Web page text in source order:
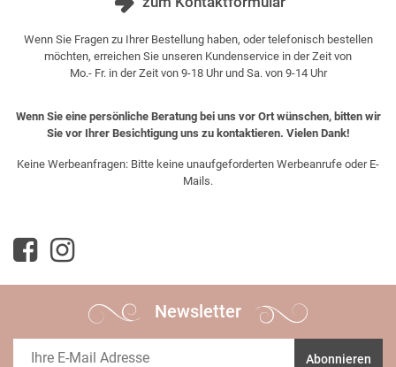
Wenn Sie Fragen zu Ihrer Bestellung haben, oder telefonisch bestellen
möchten, erreichen Sie unseren Kundenservice in der Zeit von
Mo.- Fr. in der Zeit von 9-18 Uhr und Sa. von 9-14 Uhr
Wenn Sie eine persönliche Beratung bei uns vor Ort wünschen, bitten wir
Sie vor Ihrer Besichtigung uns zu kontaktieren. Vielen Dank!
Keine Werbeanfragen: Bitte keine unaufgeforderten Werbeanrufe oder E-
Mails.
Newsletter
Abonnieren